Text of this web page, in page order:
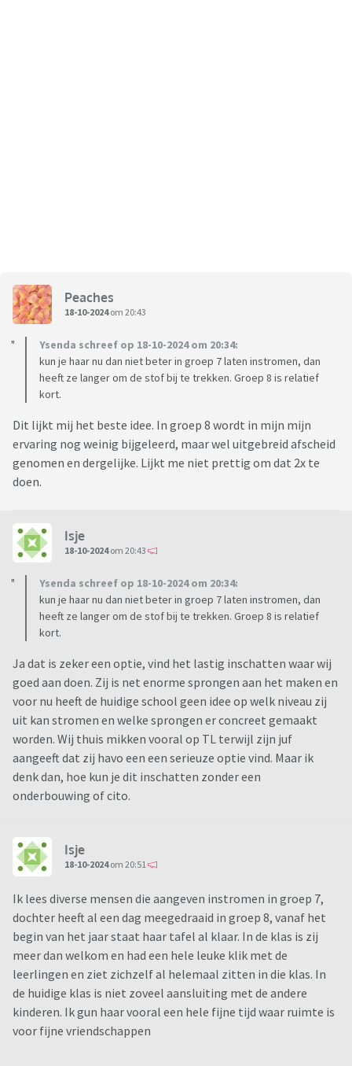
Peaches
18-10-2024om 20:43
Ysenda schreef op 18-10-2024 om 20:34:
kun je haar nu dan niet beter in groep 7 laten instromen, dan
heeft ze langer om de stof bij te trekken. Groep 8 is relatief
kort.
Dit lijkt mij het beste idee. In groep 8 wordt in mijn mijn
ervaring nog weinig bijgeleerd, maar wel uitgebreid afscheid
genomen en dergelijke. Lijkt me niet prettig om dat 2x te
doen.
Isje
18-10-2024om 20:43
Ysenda schreef op 18-10-2024 om 20:34:
kun je haar nu dan niet beter in groep 7 laten instromen, dan
heeft ze langer om de stof bij te trekken. Groep 8 is relatief
kort.
Ja dat is zeker een optie, vind het lastig inschatten waar wij
goed aan doen. Zij is net enorme sprongen aan het maken en
voor nu heeft de huidige school geen idee op welk niveau zij
uit kan stromen en welke sprongen er concreet gemaakt
worden. Wij thuis mikken vooral op TL terwijl zijn juf
aangeeft dat zij havo een een serieuze optie vind. Maar ik
denk dan, hoe kun je dit inschatten zonder een
onderbouwing of cito.
Isje
18-10-2024om 20:51
Ik lees diverse mensen die aangeven instromen in groep 7,
dochter heeft al een dag meegedraaid in groep 8, vanaf het
begin van het jaar staat haar tafel al klaar. In de klas is zij
meer dan welkom en had een hele leuke klik met de
leerlingen en ziet zichzelf al helemaal zitten in die klas. In
de huidige klas is niet zoveel aansluiting met de andere
kinderen. Ik gun haar vooral een hele fijne tijd waar ruimte is
voor fijne vriendschappen